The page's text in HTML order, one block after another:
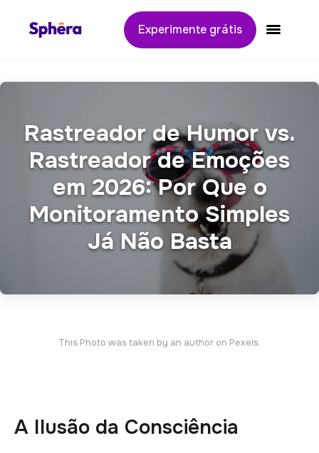
Experimente grátis Alternar
Rastreador de Humor vs.
Rastreador de Emoções
em 2026: Por Que o
Monitoramento Simples
Já Não Basta
This Photo was taken by an author on Pexels.
A Ilusão da Consciência